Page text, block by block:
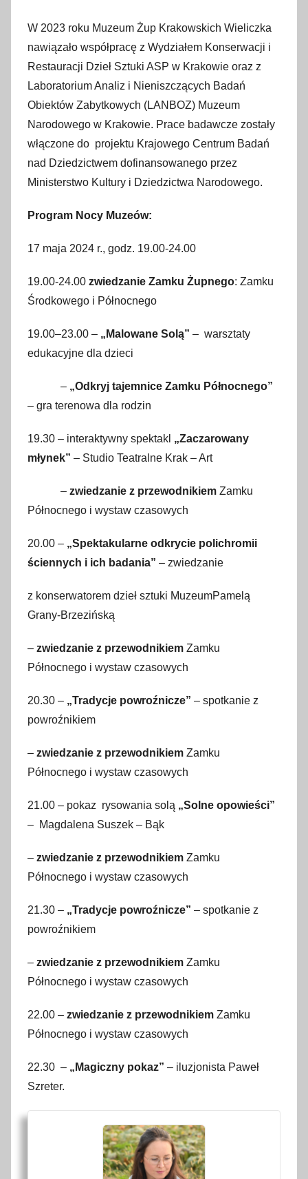
W 2023 roku Muzeum Żup Krakowskich Wieliczka
nawiązało współpracę z Wydziałem Konserwacji i
Restauracji Dzieł Sztuki ASP w Krakowie oraz z
Laboratorium Analiz i Nieniszczących Badań
Obiektów Zabytkowych (LANBOZ) Muzeum
Narodowego w Krakowie. Prace badawcze zostały
włączone do projektu Krajowego Centrum Badań
nad Dziedzictwem dofinansowanego przez
Ministerstwo Kultury i Dziedzictwa Narodowego.
Program Nocy Muzeów:
17 maja 2024 r., godz. 19.00-24.00
19.00-24.00 zwiedzanie Zamku Żupnego: Zamku
Środkowego i Północnego
19.00–23.00 – „Malowane Solą” – warsztaty
edukacyjne dla dzieci
– „Odkryj tajemnice Zamku Północnego”
– gra terenowa dla rodzin
19.30 – interaktywny spektakl „Zaczarowany
młynek” – Studio Teatralne Krak – Art
– zwiedzanie z przewodnikiem Zamku
Północnego i wystaw czasowych
20.00 – „Spektakularne odkrycie polichromii
ściennych i ich badania” – zwiedzanie
z konserwatorem dzieł sztuki MuzeumPamelą
Grany-Brzezińską
– zwiedzanie z przewodnikiem Zamku
Północnego i wystaw czasowych
20.30 – „Tradycje powroźnicze” – spotkanie z
powroźnikiem
– zwiedzanie z przewodnikiem Zamku
Północnego i wystaw czasowych
21.00 – pokaz rysowania solą „Solne opowieści”
– Magdalena Suszek – Bąk
– zwiedzanie z przewodnikiem Zamku
Północnego i wystaw czasowych
21.30 – „Tradycje powroźnicze” – spotkanie z
powroźnikiem
– zwiedzanie z przewodnikiem Zamku
Północnego i wystaw czasowych
22.00 – zwiedzanie z przewodnikiem Zamku
Północnego i wystaw czasowych
22.30 – „Magiczny pokaz” – iluzjonista Paweł
Szreter.